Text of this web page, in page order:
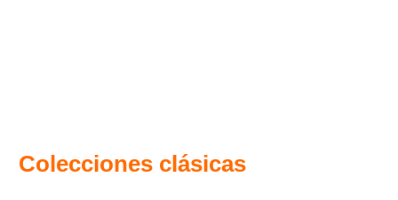
Colecciones clásicas